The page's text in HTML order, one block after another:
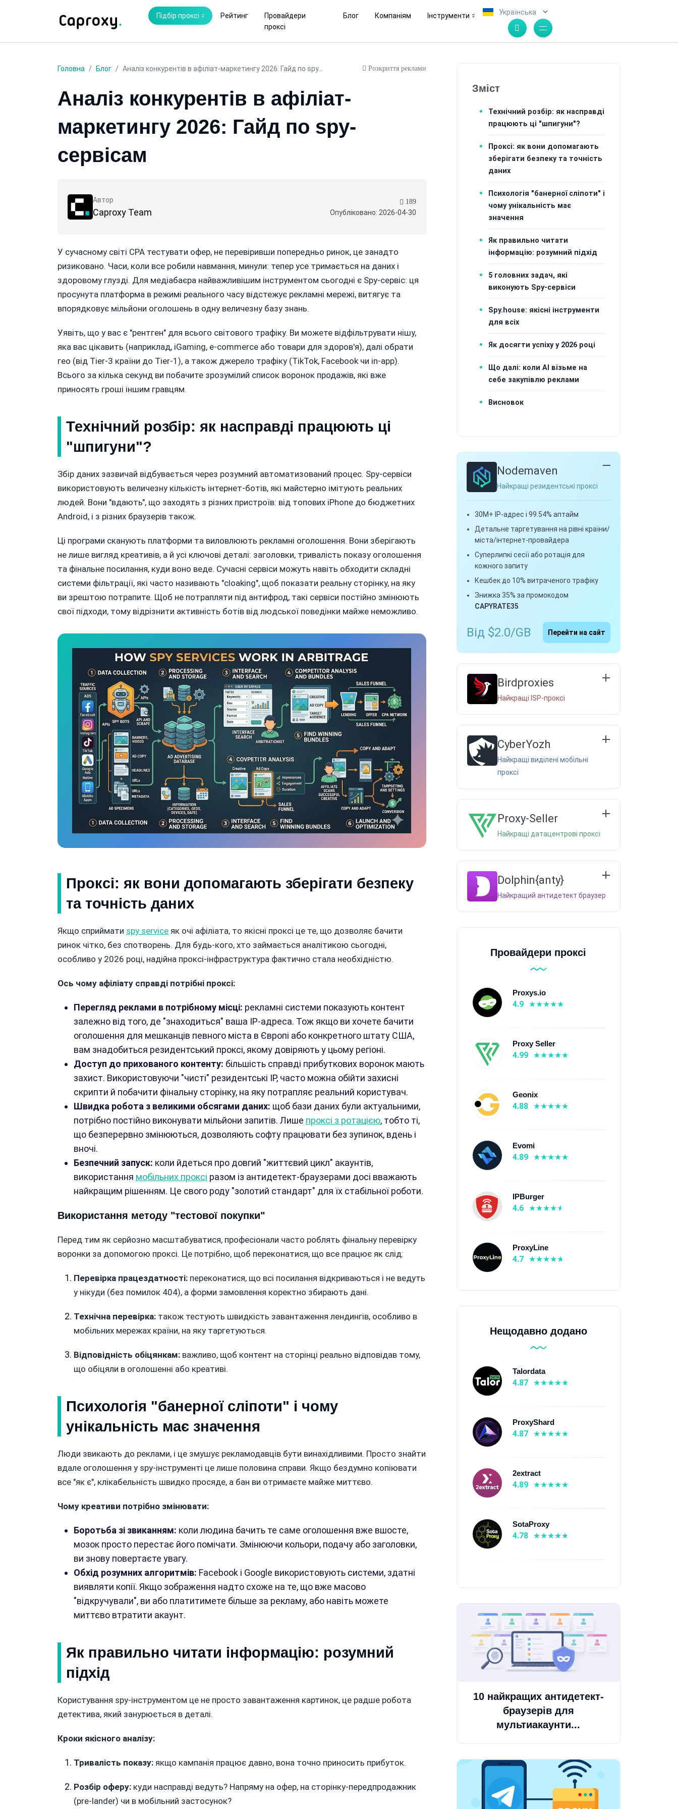
Підбір проксі Рейтинг
Провайдери
проксі
Блог Компаніям Інструменти
Головна Блог Аналіз конкурентів в афіліат-маркетингу 2026: Гайд по spy... Розкриття реклами
Аналіз конкурентів в афіліат-
маркетингу 2026: Гайд по spy-
сервісам
Автор
Caproxy Team Опубліковано: 2026-04-30
189
У сучасному світі CPA тестувати офер, не перевіривши попередньо ринок, це занадто
ризиковано. Часи, коли все робили навмання, минули: тепер усе тримається на даних і
здоровому глузді. Для медіабаєра найважливішим інструментом сьогодні є Spy-сервіс: ця
просунута платформа в режимі реального часу відстежує рекламні мережі, витягує та
впорядковує мільйони оголошень в одну величезну базу знань.
Уявіть, що у вас є "рентген" для всього світового трафіку. Ви можете відфільтрувати нішу,
яка вас цікавить (наприклад, iGaming, e-commerce або товари для здоров'я), далі обрати
гео (від Tier-3 країни до Tier-1), а також джерело трафіку (TikTok, Facebook чи in-app).
Всього за кілька секунд ви побачите зрозумілий список воронок продажів, які вже
приносять гроші іншим гравцям.
Технічний розбір: як насправді працюють ці
"шпигуни"?
Збір даних зазвичай відбувається через розумний автоматизований процес. Spy-сервіси
використовують величезну кількість інтернет-ботів, які майстерно імітують реальних
людей. Вони "вдають", що заходять з різних пристроїв: від топових iPhone до бюджетних
Android, і з різних браузерів також.
Ці програми сканують платформи та виловлюють рекламні оголошення. Вони зберігають
не лише вигляд креативів, а й усі ключові деталі: заголовки, тривалість показу оголошення
та фінальне посилання, куди воно веде. Сучасні сервіси можуть навіть обходити складні
системи фільтрації, які часто називають "cloaking", щоб показати реальну сторінку, на яку
ви зрештою потрапите. Щоб не потрапляти під антифрод, такі сервіси постійно змінюють
свої підходи, тому відрізнити активність ботів від людської поведінки майже неможливо.
Проксі: як вони допомагають зберігати безпеку
та точність даних
Якщо сприймати spy service як очі афіліата, то якісні проксі це те, що дозволяє бачити
ринок чітко, без спотворень. Для будь-кого, хто займається аналітикою сьогодні,
особливо у 2026 році, надійна проксі-інфраструктура фактично стала необхідністю.
Ось чому афіліату справді потрібні проксі:
Перегляд реклами в потрібному місці: рекламні системи показують контент
залежно від того, де "знаходиться" ваша IP-адреса. Тож якщо ви хочете бачити
оголошення для мешканців певного міста в Європі або конкретного штату США,
вам знадобиться резидентський проксі, якому довіряють у цьому регіоні.
Доступ до прихованого контенту: більшість справді прибуткових воронок мають
захист. Використовуючи "чисті" резидентські IP, часто можна обійти захисні
скрипти й побачити фінальну сторінку, на яку потрапляє реальний користувач.
Швидка робота з великими обсягами даних: щоб бази даних були актуальними,
потрібно постійно виконувати мільйони запитів. Лише проксі з ротацією, тобто ті,
що безперервно змінюються, дозволяють софту працювати без зупинок, вдень і
вночі.
Безпечний запуск: коли йдеться про довгий "життєвий цикл" акаунтів,
використання мобільних проксі разом із антидетект-браузерами досі вважають
найкращим рішенням. Це свого роду "золотий стандарт" для їх стабільної роботи.
Використання методу "тестової покупки"
Перед тим як серйозно масштабуватися, професіонали часто роблять фінальну перевірку
воронки за допомогою проксі. Це потрібно, щоб переконатися, що все працює як слід:
Перевірка працездатності: переконатися, що всі посилання відкриваються і не ведуть
у нікуди (без помилок 404), а форми замовлення коректно збирають дані.
Технічна перевірка: також тестують швидкість завантаження лендингів, особливо в
мобільних мережах країни, на яку таргетуються.
Відповідність обіцянкам: важливо, щоб контент на сторінці реально відповідав тому,
що обіцяли в оголошенні або креативі.
Психологія "банерної сліпоти" і чому
унікальність має значення
Люди звикають до реклами, і це змушує рекламодавців бути винахідливими. Просто знайти
вдале оголошення у spy-інструменті це лише половина справи. Якщо бездумно копіювати
все "як є", клікабельність швидко просяде, а бан ви отримаєте майже миттєво.
Чому креативи потрібно змінювати:
Боротьба зі звиканням: коли людина бачить те саме оголошення вже вшосте,
мозок просто перестає його помічати. Змінюючи кольори, подачу або заголовки,
ви знову повертаєте увагу.
Обхід розумних алгоритмів: Facebook і Google використовують системи, здатні
виявляти копії. Якщо зображення надто схоже на те, що вже масово
"відкручували", ви або платитимете більше за рекламу, або навіть можете
миттєво втратити акаунт.
Як правильно читати інформацію: розумний
підхід
Користування spy-інструментом це не просто завантаження картинок, це радше робота
детектива, який занурюється в деталі.
Кроки якісного аналізу:
Тривалість показу: якщо кампанія працює давно, вона точно приносить прибуток.
Розбір оферу: куди насправді ведуть? Напряму на офер, на сторінку-передпродажник
(pre-lander) чи в мобільний застосунок?
Зміст
Технічний розбір: як насправді
працюють ці "шпигуни"?
Проксі: як вони допомагають
зберігати безпеку та точність
даних
Психологія "банерної сліпоти" і
чому унікальність має
значення
Як правильно читати
інформацію: розумний підхід
5 головних задач, які
виконують Spy-сервіси
Spy.house: якісні інструменти
для всіх
Як досягти успіху у 2026 році
Що далі: коли AI візьме на
себе закупівлю реклами
Висновок
Nodemaven
Найкращі резидентські проксі
30M+ IP-адрес і 99.54% аптайм
Детальне таргетування на рівні країни/
міста/інтернет-провайдера
Суперлипкі сесії або ротація для
кожного запиту
Кешбек до 10% витраченого трафіку
Знижка 35% за промокодом
CAPYRATE35
Від $2.0/GB Перейти на сайт
Birdproxies
Найкращі ISP-проксі
CyberYozh
Найкращі виділені мобільні
проксі
Proxy-Seller
Найкращі датацентрові проксі
Dolphin{anty}
Найкращий антидетект браузер
Провайдери проксі
Proxys.io
4.9
Proxy Seller
4.99
Geonix
4.88
Evomi
4.89
IPBurger
4.6
ProxyLine
4.7
Нещодавно додано
Talordata
4.87
ProxyShard
4.87
2extract
4.89
SotaProxy
4.78
10 найкращих антидетект-
браузерів для
мультиакаунти...